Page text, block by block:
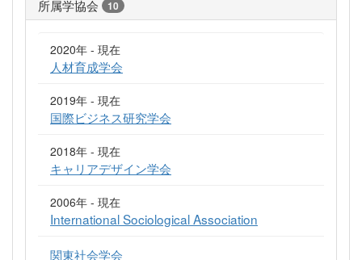
所属学協会 10
2020年 - 現在
人材育成学会
2019年 - 現在
国際ビジネス研究学会
2018年 - 現在
キャリアデザイン学会
2006年 - 現在
International Sociological Association
関東社会学会